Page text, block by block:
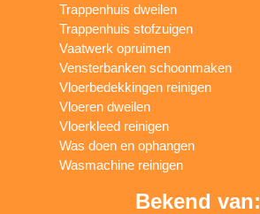
Trappenhuis dweilen
Trappenhuis stofzuigen
Vaatwerk opruimen
Vensterbanken schoonmaken
Vloerbedekkingen reinigen
Vloeren dweilen
Vloerkleed reinigen
Was doen en ophangen
Wasmachine reinigen
Bekend van: